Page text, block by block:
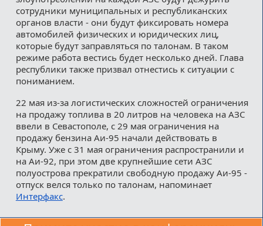
сотрудники муниципальных и республиканских
органов власти - они будут фиксировать номера
автомобилей физических и юридических лиц,
которые будут заправляться по талонам. В таком
режиме работа вестись будет несколько дней. Глава
республики также призвал отнестись к ситуации с
пониманием.
22 мая из-за логистических сложностей ограничения
на продажу топлива в 20 литров на человека на АЗС
ввели в Севастополе, с 29 мая ограничения на
продажу бензина Аи-95 начали действовать в
Крыму. Уже с 31 мая ограничения распространили и
на Аи-92, при этом две крупнейшие сети АЗС
полуострова прекратили свободную продажу Аи-95 -
отпуск велся только по талонам, напоминает
Интерфакс.